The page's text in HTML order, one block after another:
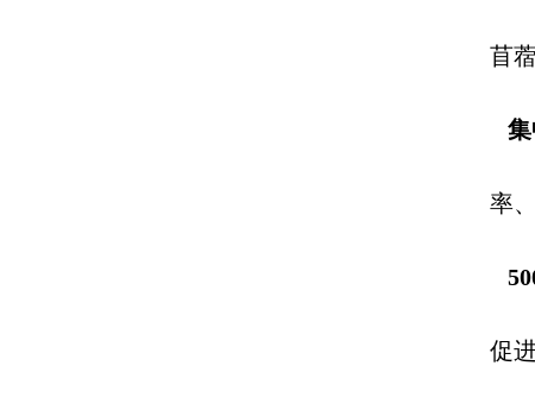
苜
集
率
促